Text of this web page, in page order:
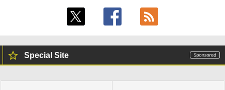
Special Site